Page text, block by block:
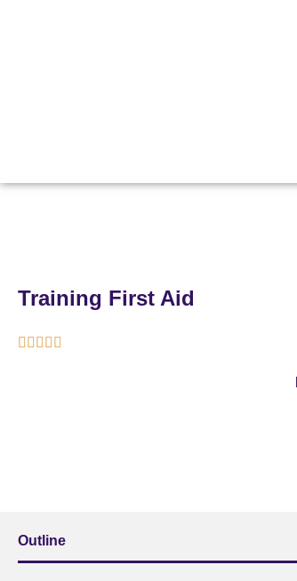
Training First Aid
    
Outline